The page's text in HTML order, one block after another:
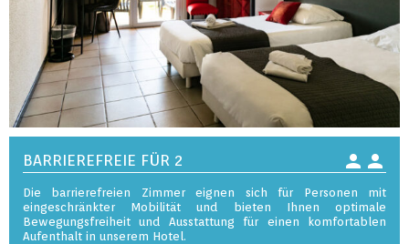
BARRIEREFREIE FÜR 2 person
person
Die barrierefreien Zimmer eignen sich für Personen mit
eingeschränkter Mobilität und bieten Ihnen optimale
Bewegungsfreiheit und Ausstattung für einen komfortablen
Aufenthalt in unserem Hotel.